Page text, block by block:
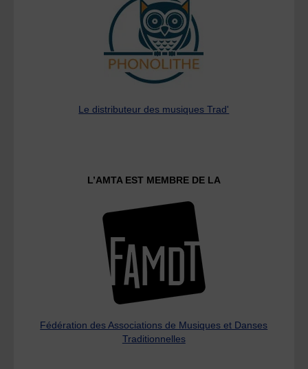
Le distributeur des musiques Trad'
L’AMTA EST MEMBRE DE LA
Fédération des Associations de Musiques et Danses
Traditionnelles